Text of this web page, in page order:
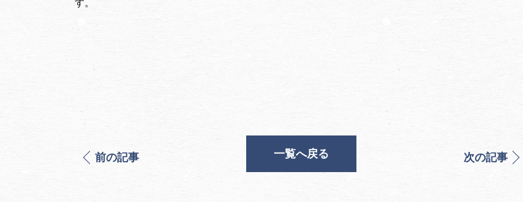
す。
前の記事 一覧へ戻る 次の記事